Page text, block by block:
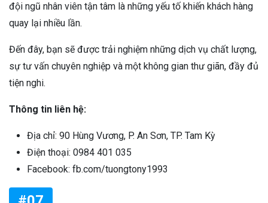
đội ngũ nhân viên tận tâm là những yếu tố khiến khách hàng
quay lại nhiều lần.
Đến đây, bạn sẽ được trải nghiệm những dịch vụ chất lượng,
sự tư vấn chuyên nghiệp và một không gian thư giãn, đầy đủ
tiện nghi.
Thông tin liên hệ:
Địa chỉ: 90 Hùng Vương, P. An Sơn, TP. Tam Kỳ
Điện thoại: 0984 401 035
Facebook: fb.com/tuongtony1993